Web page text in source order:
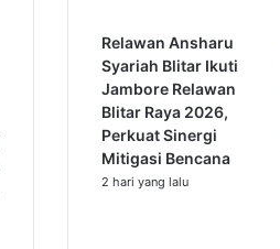
Relawan Ansharu
Syariah Blitar Ikuti
Jambore Relawan
Blitar Raya 2026,
Perkuat Sinergi
Mitigasi Bencana
2 hari yang lalu